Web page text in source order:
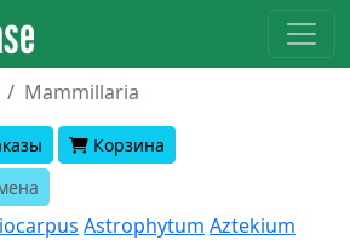
Mammillaria
Корзина
Astrophytum Aztekium